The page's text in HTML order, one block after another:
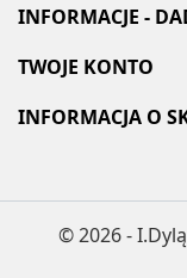
INFORMACJE -
TWOJE KONTO
INFORMACJA O
© 2026 -